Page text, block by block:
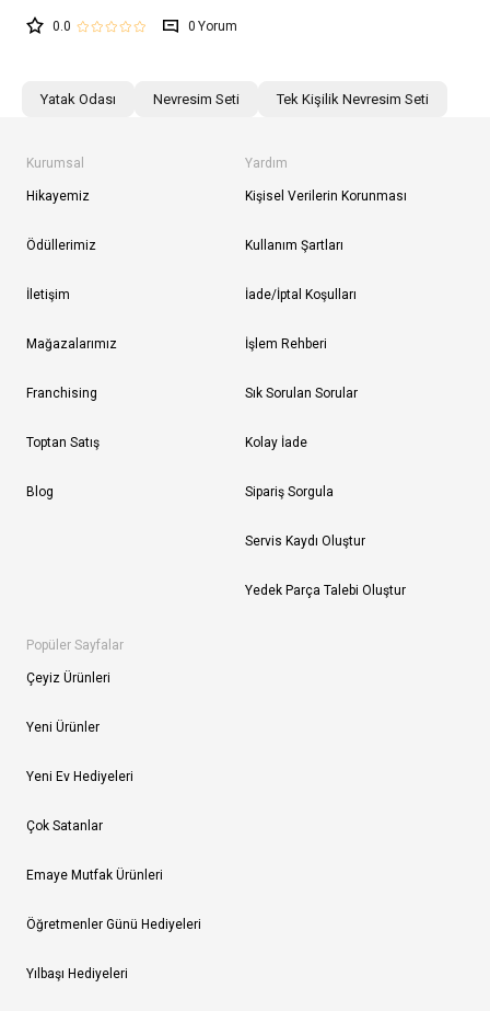
0.0 0
Yatak Odası Nevresim Seti Tek Kişilik Nevresim Seti
Kurumsal
Hikayemiz
Ödüllerimiz
İletişim
Mağazalarımız
Franchising
Toptan Satış
Blog
Yardım
Kişisel Verilerin Korunması
Kullanım Şartları
İade/İptal Koşulları
İşlem Rehberi
Sık Sorulan Sorular
Kolay İade
Sipariş Sorgula
Servis Kaydı Oluştur
Yedek Parça Talebi Oluştur
Popüler Sayfalar
Çeyiz Ürünleri
Yeni Ürünler
Yeni Ev Hediyeleri
Çok Satanlar
Emaye Mutfak Ürünleri
Öğretmenler Günü Hediyeleri
Yılbaşı Hediyeleri